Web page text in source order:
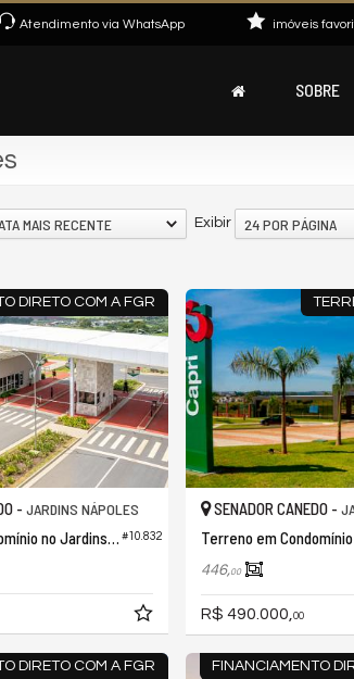
Atendimento via WhatsApp imóveis
SOBRE
Exibir 24 POR PÁGINA
MAIS RECENTE
DIRETO COM A FGR
#10.832
- JARDINS NÁPOLES
Terreno em Condomínio no Jardins Nápoles
SENADOR CANEDO -
446,00
R$ 490.000, 00
DIRETO COM A FGR FINANCIAMENTO